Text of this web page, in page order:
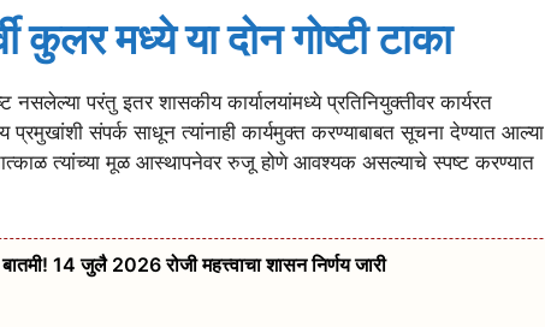
कुलर मध्ये या दोन गोष्टी टाका
परंतु इतर शासकीय कार्यालयांमध्ये प्रतिनियुक्तीवर कार्यरत
प्रमुखांशी संपर्क साधून त्यांनाही कार्यमुक्त करण्याबाबत सूचना देण्यात आल्या
तात्काळ त्यांच्या मूळ आस्थापनेवर रुजू होणे आवश्यक असल्याचे स्पष्ट करण्यात
बातमी! 14 जुलै 2026 रोजी महत्त्वाचा शासन निर्णय जारी